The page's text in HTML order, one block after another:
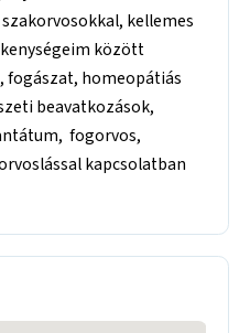
kellemes
között
fogászat, homeopátiás
beavatkozások,
fogorvos,
kapcsolatban